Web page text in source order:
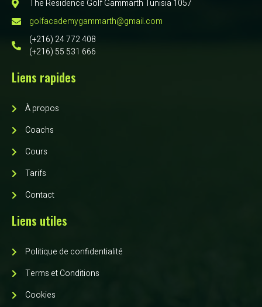
The Residence Golf Gammarth Tunisia 1057
golfacademygammarth@gmail.com
(+216) 24 772 408
(+216) 55 531 666
Liens rapides
À propos
Coachs
Cours
Tarifs
Contact
Liens utiles
Politique de confidentialité
Terms et Conditions
Cookies